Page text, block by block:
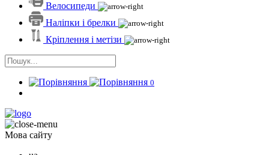
Велосипеди
Наліпки і брелки
Кріплення і метізи
0
Мова сайту